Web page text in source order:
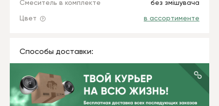
Смеситель в комплекте без змішувача
Цвет в ассортименте
Способы доставки: